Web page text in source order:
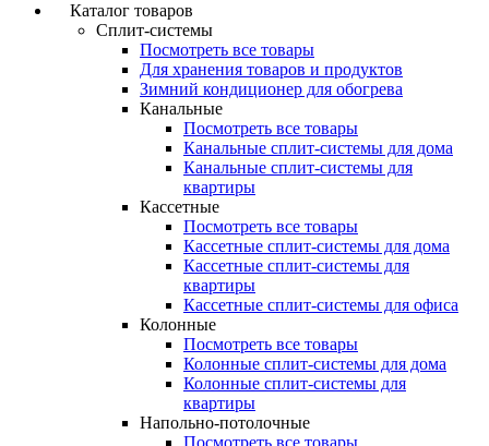
Каталог товаров
Сплит-системы
Посмотреть все товары
Для хранения товаров и продуктов
Зимний кондиционер для обогрева
Канальные
Посмотреть все товары
Канальные сплит-системы для дома
Канальные сплит-системы для
квартиры
Кассетные
Посмотреть все товары
Кассетные сплит-системы для дома
Кассетные сплит-системы для
квартиры
Кассетные сплит-системы для офиса
Колонные
Посмотреть все товары
Колонные сплит-системы для дома
Колонные сплит-системы для
квартиры
Напольно-потолочные
Посмотреть все товары